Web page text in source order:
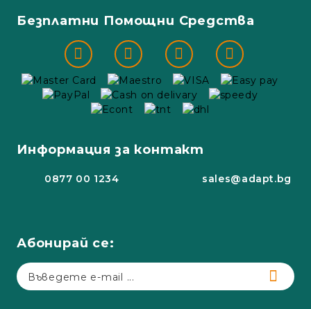
Безплатни Помощни Средства
Информация за контакт
0877 00 1234 sales@adapt.bg
Абонирай се: